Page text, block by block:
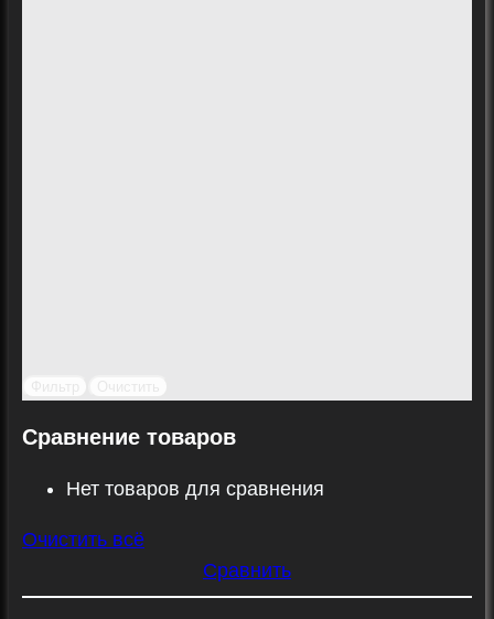
Сравнение товаров
Нет товаров для сравнения
Очистить всё
Сравнить